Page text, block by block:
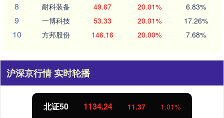
8 耐科装备 49.67 20.01% 6.83%
9 一博科技 53.33 20.01% 17.26%
10 方邦股份 146.16 20.00% 7.68%
沪深京行情 实时轮播
北证50 1134.24 11.37 1.01%